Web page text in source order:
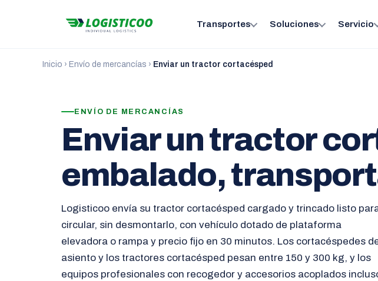
Transportes Soluciones Servicio
Inicio › Envío de mercancías › Enviar un tractor cortacésped
ENVÍO DE MERCANCÍAS
Enviar un tractor
embalado,
Logisticoo envía su tractor cortacésped cargado y trincado listo
circular, sin desmontarlo, con vehículo dotado de plataforma
elevadora o rampa y precio fijo en 30 minutos. Los cortacéspedes
asiento y los tractores cortacésped pesan entre 150 y 300 kg, y los
equipos profesionales con recogedor y accesorios acoplados